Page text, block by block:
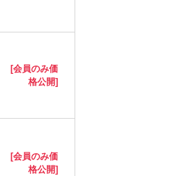
[会員のみ価
格公開]
[会員のみ価
格公開]